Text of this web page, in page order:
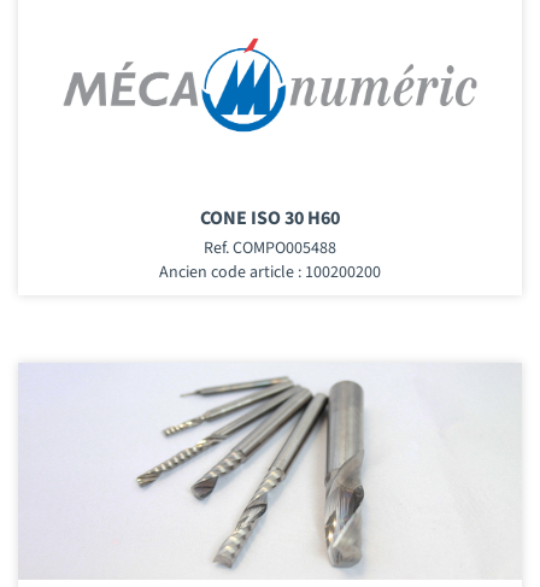
CONE ISO 30 H60
Ref. COMPO005488
Ancien code article : 100200200